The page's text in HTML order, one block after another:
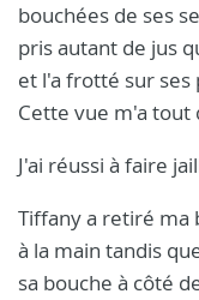
bouchées de ses
pris autant de jus
et l'a frotté sur ses
Cette vue m'a tout
J'ai réussi à faire
Tiffany a retiré ma
à la main tandis
sa bouche à côté